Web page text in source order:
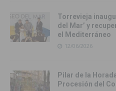
Torrevieja
del Mar’ y
el Mediterráneo
12/06/2026
Pilar de la
Procesión del